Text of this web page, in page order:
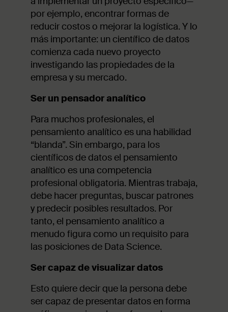
por ejemplo, encontrar formas de
reducir costos o mejorar la logística. Y lo
más importante: un científico de datos
comienza cada nuevo proyecto
investigando las propiedades de la
empresa y su mercado.
Ser un pensador analítico
Para muchos profesionales, el
pensamiento analítico es una habilidad
“blanda”. Sin embargo, para los
científicos de datos el pensamiento
analítico es una competencia
profesional obligatoria. Mientras trabaja,
debe hacer preguntas, buscar patrones
y predecir posibles resultados. Por
tanto, el pensamiento analítico a
menudo figura como un requisito para
las posiciones de Data Science.
Ser capaz de visualizar datos
Esto quiere decir que la persona debe
ser capaz de presentar datos en forma